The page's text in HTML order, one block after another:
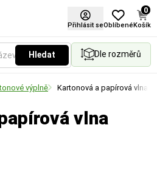
Přihlásit seOblíbené
0
Košík
Hledat Dle rozměrů
výplně Kartonová a papírová vlna
vlna
požadované pevnosti,
obalů a balicích